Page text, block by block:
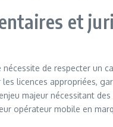
et
nécessite de respecter un
les licences appropriées,
majeur nécessitant
opérateur mobile en